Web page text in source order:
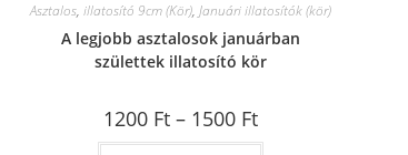
Asztalos,illatosító 9cm (Kör),Januári illatosítók (kör)
A legjobb asztalosok januárban
születtek illatosító kör
1200 Ft – 1500 Ft